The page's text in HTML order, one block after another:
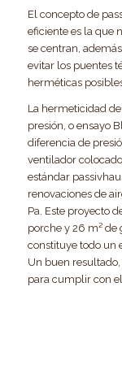
El concepto de
eficiente es la que
se centran,
evitar los puentes
herméticas
La hermeticidad
presión, o ensayo
diferencia de
ventilador
estándar
renovaciones de
Pa. Este proyecto
porche y 26 m² de
constituye todo un
Un buen
para cumplir con